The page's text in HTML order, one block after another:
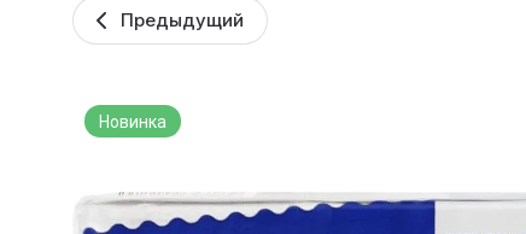
Предыдущий
Новинка